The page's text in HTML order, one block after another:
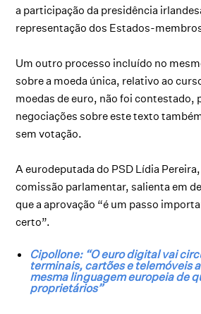
a participação da presidência
representação dos Estados-
Um outro processo incluído no
sobre a moeda única, relativo ao
moedas de euro, não foi contestado,
negociações sobre este texto
sem votação.
A eurodeputada do PSD Lídia
comissão parlamentar, salienta em
que a aprovação “é um passo
certo”.
Cipollone: “O euro digital vai
terminais, cartões e telemóveis
mesma linguagem europeia de
proprietários”